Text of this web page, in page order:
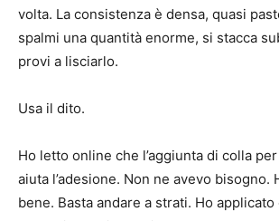
volta. La consistenza è densa, quasi
spalmi una quantità enorme, si stacca
provi a lisciarlo.
Usa il dito.
Ho letto online che l’aggiunta di colla
aiuta l’adesione. Non ne avevo bisogno.
bene. Basta andare a strati. Ho